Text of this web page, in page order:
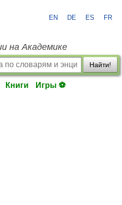
EN DE ES FR
на Академике
Найти!
Книги Игры ⚽